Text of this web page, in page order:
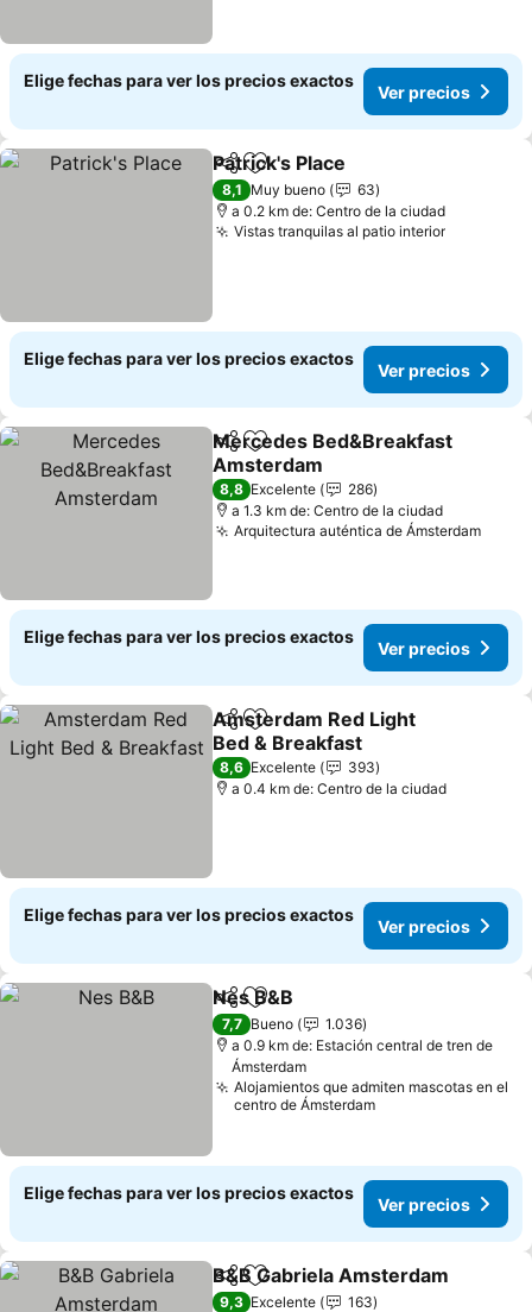
Elige fechas para ver los precios exactos
Ver precios
CompartirAgregar a favoritos
Patrick's Place
8,1 Muy bueno
63
a 0.2 km de: Centro de la ciudad
Vistas tranquilas al patio interior
Elige fechas para ver los precios exactos
Ver precios
CompartirAgregar a favoritos
Mercedes Bed&Breakfast
Amsterdam
8,8 Excelente
286
a 1.3 km de: Centro de la ciudad
Arquitectura auténtica de Ámsterdam
Elige fechas para ver los precios exactos
Ver precios
CompartirAgregar a favoritos
Amsterdam Red Light
Bed & Breakfast
8,6 Excelente
393
a 0.4 km de: Centro de la ciudad
Elige fechas para ver los precios exactos
Ver precios
CompartirAgregar a favoritos
Nes B&B
7,7 Bueno
1.036
a 0.9 km de: Estación central de tren de
Ámsterdam
Alojamientos que admiten mascotas en el
centro de Ámsterdam
Elige fechas para ver los precios exactos
Ver precios
CompartirAgregar a favoritos
B&B Gabriela Amsterdam
9,3 Excelente
163